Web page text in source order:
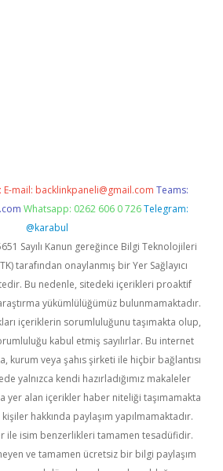
E-mail: backlinkpaneli@gmail.com Teams:
Whatsapp: 0262 606 0 726 Telegram:
@karabul
Sayılı Kanun gereğince Bilgi Teknolojileri
tarafından onaylanmış bir Yer Sağlayıcı
Bu nedenle, sitedeki içerikleri proaktif
yükümlülüğümüz bulunmamaktadır.
içeriklerin sorumluluğunu taşımakta olup,
kabul etmiş sayılırlar. Bu internet
kurum veya şahıs şirketi ile hiçbir bağlantısı
yalnızca kendi hazırladığımız makaleler
yer alan içerikler haber niteliği taşımamakta
hakkında paylaşım yapılmamaktadır.
ile isim benzerlikleri tamamen tesadüfidir.
ve tamamen ücretsiz bir bilgi paylaşım